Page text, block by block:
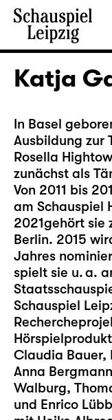
Katja
In Basel
Ausbildung zur
Rosella
zunächst als
Von 2011 bis
am Schauspiel
2021gehört sie
Berlin. 2015
Jahres
spielt sie u. a.
Schauspiel
Claudia Bauer,
Anna
Walburg,
und Enrico